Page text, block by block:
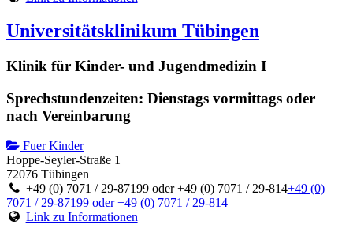
Universitätsklinikum Tübingen
Klinik für Kinder- und Jugendmedizin I
Sprechstundenzeiten: Dienstags vormittags oder
nach Vereinbarung
Fuer Kinder
Hoppe-Seyler-Straße 1
72076 Tübingen
+49 (0) 7071 / 29-87199 oder +49 (0) 7071 / 29-814+49 (0)
7071 / 29-87199 oder +49 (0) 7071 / 29-814
Link zu Informationen